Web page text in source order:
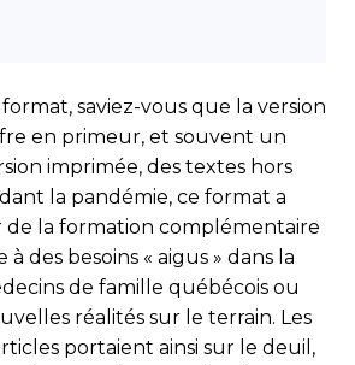
saviez-vous que la version
en primeur, et souvent un
imprimée, des textes hors
la pandémie, ce format a
de la formation complémentaire
des besoins « aigus » dans la
de famille québécois ou
réalités sur le terrain. Les
portaient ainsi sur le deuil,